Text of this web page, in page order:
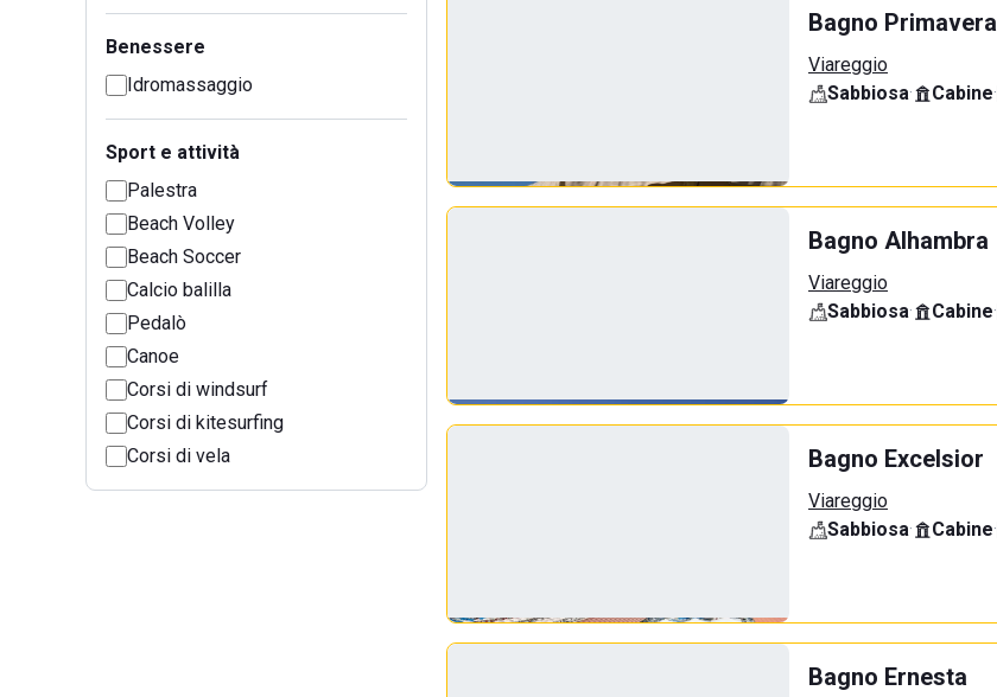
Benessere
Idromassaggio
Sport e attività
Palestra
Beach Volley
Beach Soccer
Calcio balilla
Pedalò
Canoe
Corsi di windsurf
Corsi di kitesurfing
Corsi di vela
Bagno Primavera
Viareggio
Sabbiosa· Cabine·
Bagno Alhambra
Viareggio
Sabbiosa· Cabine·
Bagno Excelsior
Viareggio
Sabbiosa· Cabine·
Bagno Ernesta